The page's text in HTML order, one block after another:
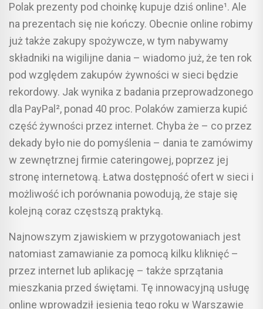
Polak prezenty pod choinkę kupuje dziś online¹. Ale
na prezentach się nie kończy. Obecnie online robimy
już także zakupy spożywcze, w tym nabywamy
składniki na wigilijne dania – wiadomo już, że ten rok
pod względem zakupów żywności w sieci będzie
rekordowy. Jak wynika z badania przeprowadzonego
dla PayPal², ponad 40 proc. Polaków zamierza kupić
część żywności przez internet. Chyba że – co przez
dekady było nie do pomyślenia – dania te zamówimy
w zewnętrznej firmie cateringowej, poprzez jej
stronę internetową. Łatwa dostępność ofert w sieci i
możliwość ich porównania powodują, że staje się
kolejną coraz częstszą praktyką.
Najnowszym zjawiskiem w przygotowaniach jest
natomiast zamawianie za pomocą kilku kliknięć –
przez internet lub aplikację – także sprzątania
mieszkania przed świętami. Tę innowacyjną usługę
online wprowadził jesienią tego roku w Warszawie